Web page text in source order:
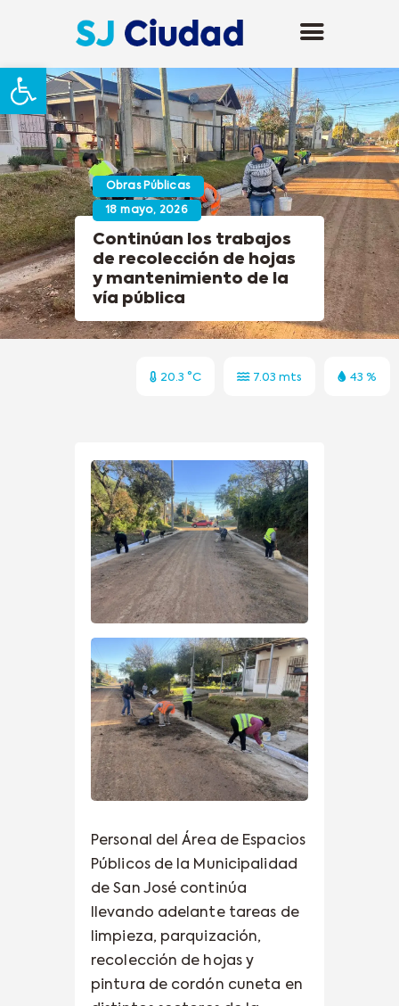
Abrir barra de herramientas
Obras Públicas
18 mayo, 2026
Continúan los trabajos
de recolección de hojas
y mantenimiento de la
vía pública
20.3 °C 7.03 mts 43 %
Personal del Área de Espacios
Públicos de la Municipalidad
de San José continúa
llevando adelante tareas de
limpieza, parquización,
recolección de hojas y
pintura de cordón cuneta en